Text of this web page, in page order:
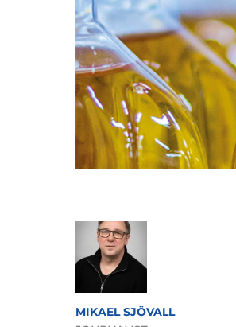
MIKAEL SJÖVALL